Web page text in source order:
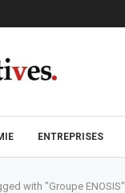
ENTREPRISES
with "Groupe ENOSIS"